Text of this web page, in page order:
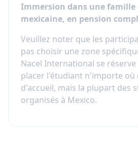
Immersion dans une famille
mexicaine, en pension
Veuillez noter que les
pas choisir une zone
Nacel International se
placer l'étudiant n'importe où
d'accueil, mais la plupart des
organisés à Mexico.